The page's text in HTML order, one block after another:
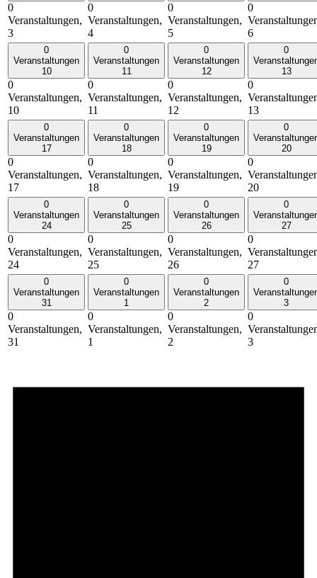
0
Veranstaltungen,
3
0
Veranstaltungen,
4
0
Veranstaltungen,
5
0
6
0
Veranstaltungen
10
0
Veranstaltungen,
10
0
Veranstaltungen
11
0
Veranstaltungen,
11
0
Veranstaltungen
12
0
Veranstaltungen,
12
0
13
0
13
0
Veranstaltungen
17
0
Veranstaltungen,
17
0
Veranstaltungen
18
0
Veranstaltungen,
18
0
Veranstaltungen
19
0
Veranstaltungen,
19
0
20
0
20
0
Veranstaltungen
24
0
Veranstaltungen,
24
0
Veranstaltungen
25
0
Veranstaltungen,
25
0
Veranstaltungen
26
0
Veranstaltungen,
26
0
27
0
27
0
Veranstaltungen
31
0
Veranstaltungen,
31
0
Veranstaltungen
1
0
Veranstaltungen,
1
0
Veranstaltungen
2
0
Veranstaltungen,
2
0
3
0
3